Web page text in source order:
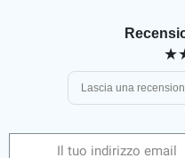
Lascia una